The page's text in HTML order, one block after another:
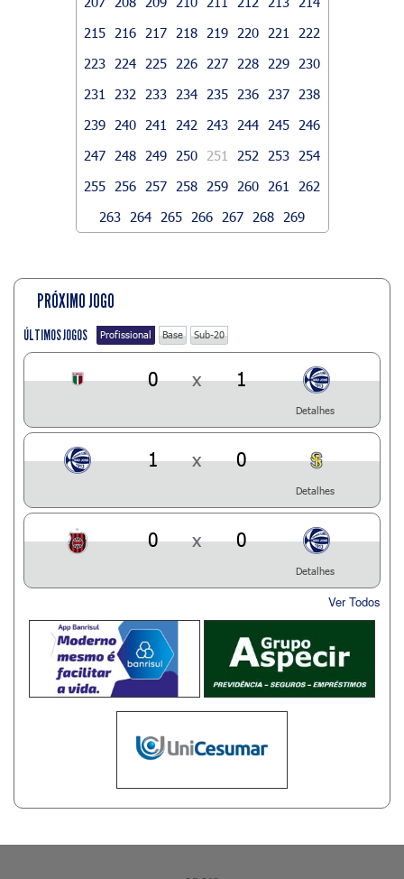
215
216 217 218 219 220 221
222
223
224 225 226 227 228 229
230
231
232 233 234 235 236 237
238
239
240 241 242 243 244 245
246
247
248 249 250 251 252 253
254
255
256 257 258 259 260 261
262
263
264 265 266 267 268 269
PRÓXIMO JOGO
ÚLTIMOS JOGOS Profissional Base Sub-20
0 x 1
Detalhes
1 x 0
Detalhes
0 x 0
Detalhes
Ver Todos